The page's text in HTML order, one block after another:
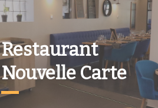
Restaurant
Nouvelle Carte